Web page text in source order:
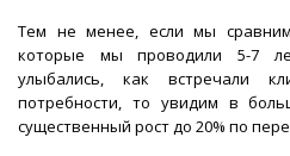
Тем не менее, если мы сравним
которые мы проводили 5-7
улыбались, как встречали
потребности, то увидим в
существенный рост до 20% по